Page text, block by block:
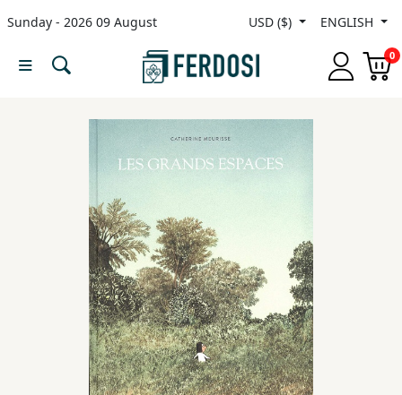
Sunday - 2026 09 August USD ($) ENGLISH
0
Menu
Nonfiction